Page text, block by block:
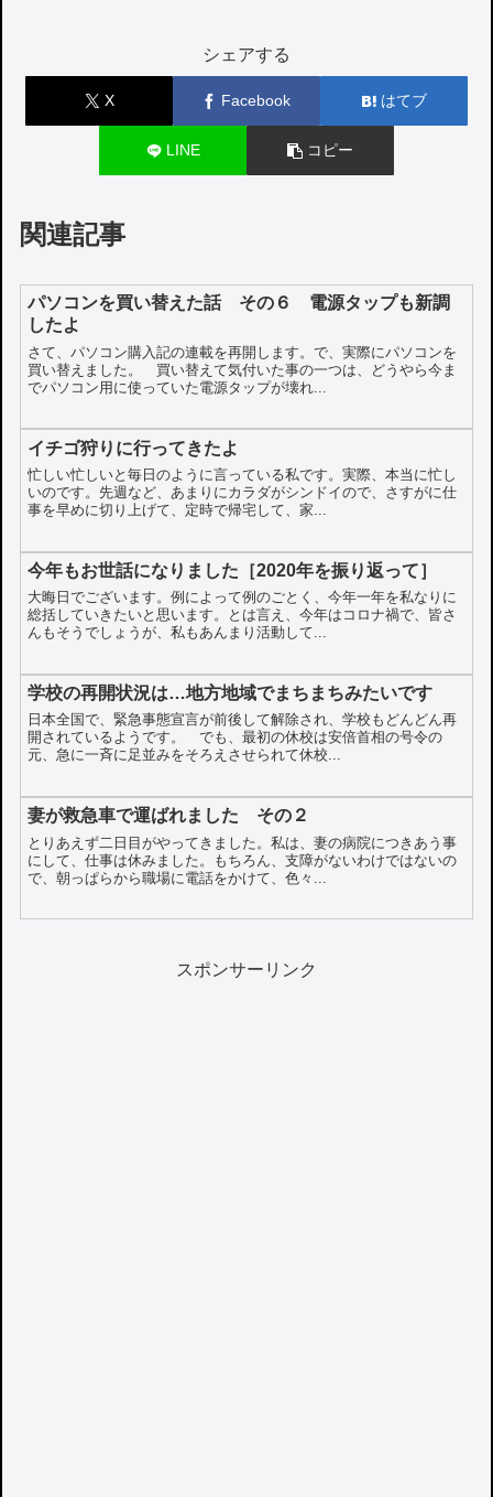
シェアする
X Facebook はてブ
LINE コピー
関連記事
パソコンを買い替えた話 その６ 電源タップも新調
したよ
さて、パソコン購入記の連載を再開します。で、実際にパソコンを
買い替えました。 買い替えて気付いた事の一つは、どうやら今ま
でパソコン用に使っていた電源タップが壊れ...
イチゴ狩りに行ってきたよ
忙しい忙しいと毎日のように言っている私です。実際、本当に忙し
いのです。先週など、あまりにカラダがシンドイので、さすがに仕
事を早めに切り上げて、定時で帰宅して、家...
今年もお世話になりました［2020年を振り返って］
大晦日でございます。例によって例のごとく、今年一年を私なりに
総括していきたいと思います。とは言え、今年はコロナ禍で、皆さ
んもそうでしょうが、私もあんまり活動して...
学校の再開状況は…地方地域でまちまちみたいです
日本全国で、緊急事態宣言が前後して解除され、学校もどんどん再
開されているようです。 でも、最初の休校は安倍首相の号令の
元、急に一斉に足並みをそろえさせられて休校...
妻が救急車で運ばれました その２
とりあえず二日目がやってきました。私は、妻の病院につきあう事
にして、仕事は休みました。もちろん、支障がないわけではないの
で、朝っぱらから職場に電話をかけて、色々...
スポンサーリンク